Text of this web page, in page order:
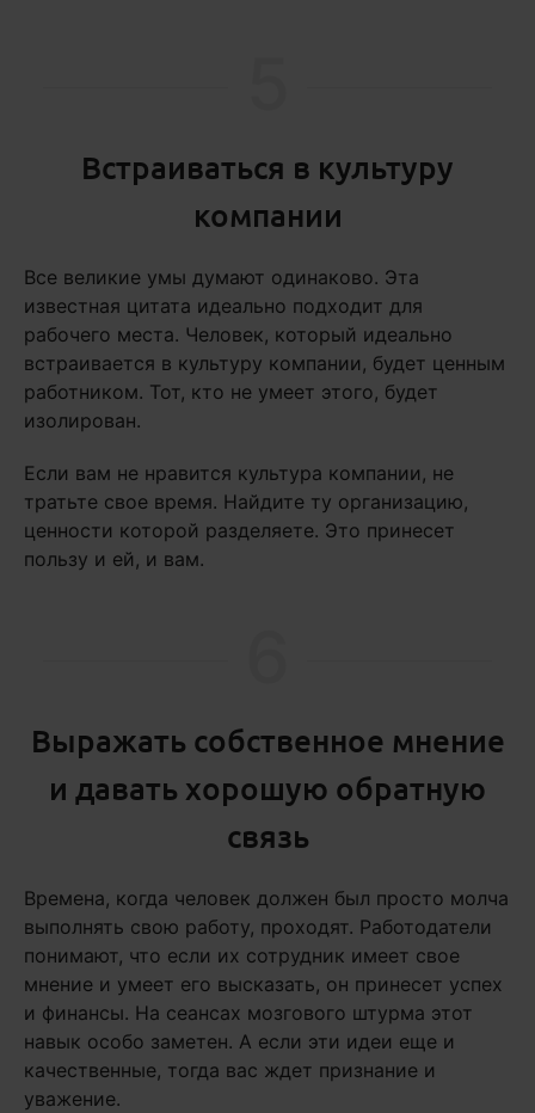
Встраиваться в культуру
компании
Все великие умы думают одинаково. Эта
известная цитата идеально подходит для
рабочего места. Человек, который идеально
встраивается в культуру компании, будет ценным
работником. Тот, кто не умеет этого, будет
изолирован.
Если вам не нравится культура компании, не
тратьте свое время. Найдите ту организацию,
ценности которой разделяете. Это принесет
пользу и ей, и вам.
Выражать собственное мнение
и давать хорошую обратную
связь
Времена, когда человек должен был просто молча
выполнять свою работу, проходят. Работодатели
понимают, что если их сотрудник имеет свое
мнение и умеет его высказать, он принесет успех
и финансы. На сеансах мозгового штурма этот
навык особо заметен. А если эти идеи еще и
качественные, тогда вас ждет признание и
уважение.